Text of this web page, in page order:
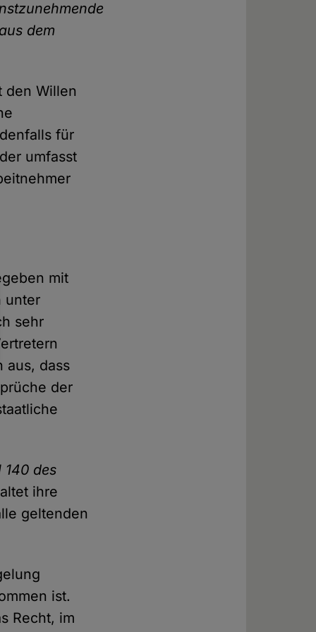
dem
den Willen
für
umfasst
mit
unter
sehr
aus, dass
der
des
ihre
geltenden
ist.
Recht, im